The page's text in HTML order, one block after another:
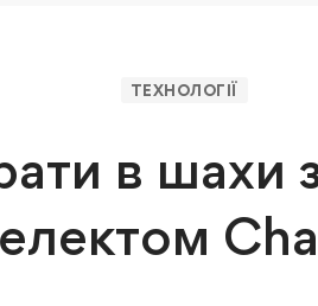
ТЕХНОЛОГІЇ
в шахи